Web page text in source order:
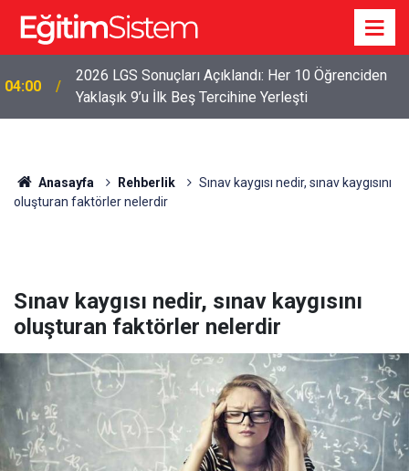
04:00
2026 LGS Sonuçları Açıklandı: Her 10 Öğrenciden
Yaklaşık 9’u İlk Beş Tercihine Yerleşti
Anasayfa Rehberlik
Sınav kaygısı nedir, sınav kaygısını
oluşturan faktörler nelerdir
Sınav kaygısı nedir, sınav kaygısını
oluşturan faktörler nelerdir